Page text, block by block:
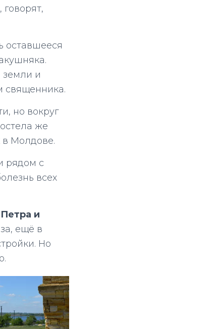
оставшееся
земли и
священника.
но вокруг
же
в Молдове.
рядом с
всех
и
ещё в
Но